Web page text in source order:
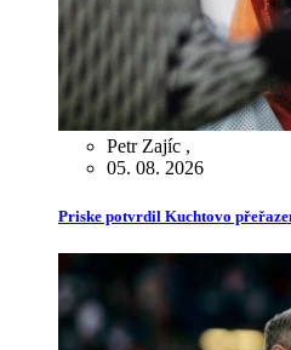
Petr Zajíc ,
05. 08. 2026
Priske potvrdil Kuchtovo